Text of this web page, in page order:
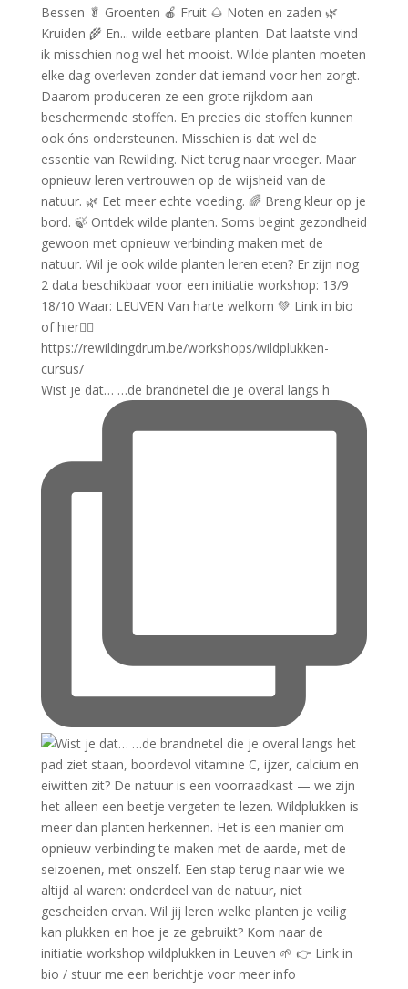
Wist je dat… …de brandnetel die je overal langs h